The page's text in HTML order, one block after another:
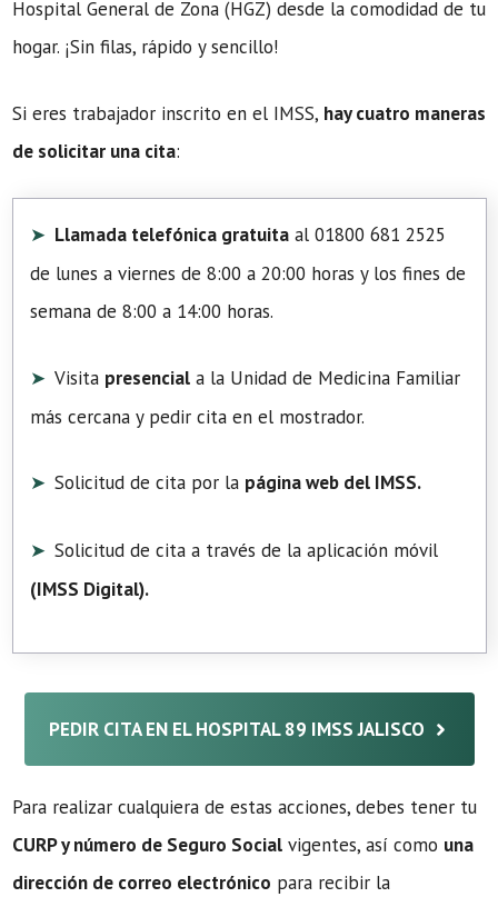
Hospital General de Zona (HGZ) desde la comodidad de tu
hogar. ¡Sin filas, rápido y sencillo!
Si eres trabajador inscrito en el IMSS, hay cuatro maneras
de solicitar una cita:
Llamada telefónica gratuita al 01800 681 2525
de lunes a viernes de 8:00 a 20:00 horas y los fines de
semana de 8:00 a 14:00 horas.
Visita presencial a la Unidad de Medicina Familiar
más cercana y pedir cita en el mostrador.
Solicitud de cita por la página web del IMSS.
Solicitud de cita a través de la aplicación móvil
(IMSS Digital).
PEDIR CITA EN EL HOSPITAL 89 IMSS JALISCO
Para realizar cualquiera de estas acciones, debes tener tu
CURP y número de Seguro Social vigentes, así como una
dirección de correo electrónico para recibir la